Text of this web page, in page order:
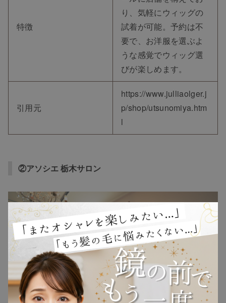
特徴
り、気軽にウィッグの
試着が可能。予約は不
要で、お洋服を選ぶよ
うな感覚でウィッグ選
びが楽しめます。
引用元
https://www.julliaolger.j
p/shop/utsunomiya.htm
l
②アソシエ 栃木サロン